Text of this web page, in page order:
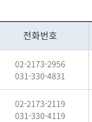
전화번호
02-2173-2956
031-330-4831
02-2173-2119
031-330-4119